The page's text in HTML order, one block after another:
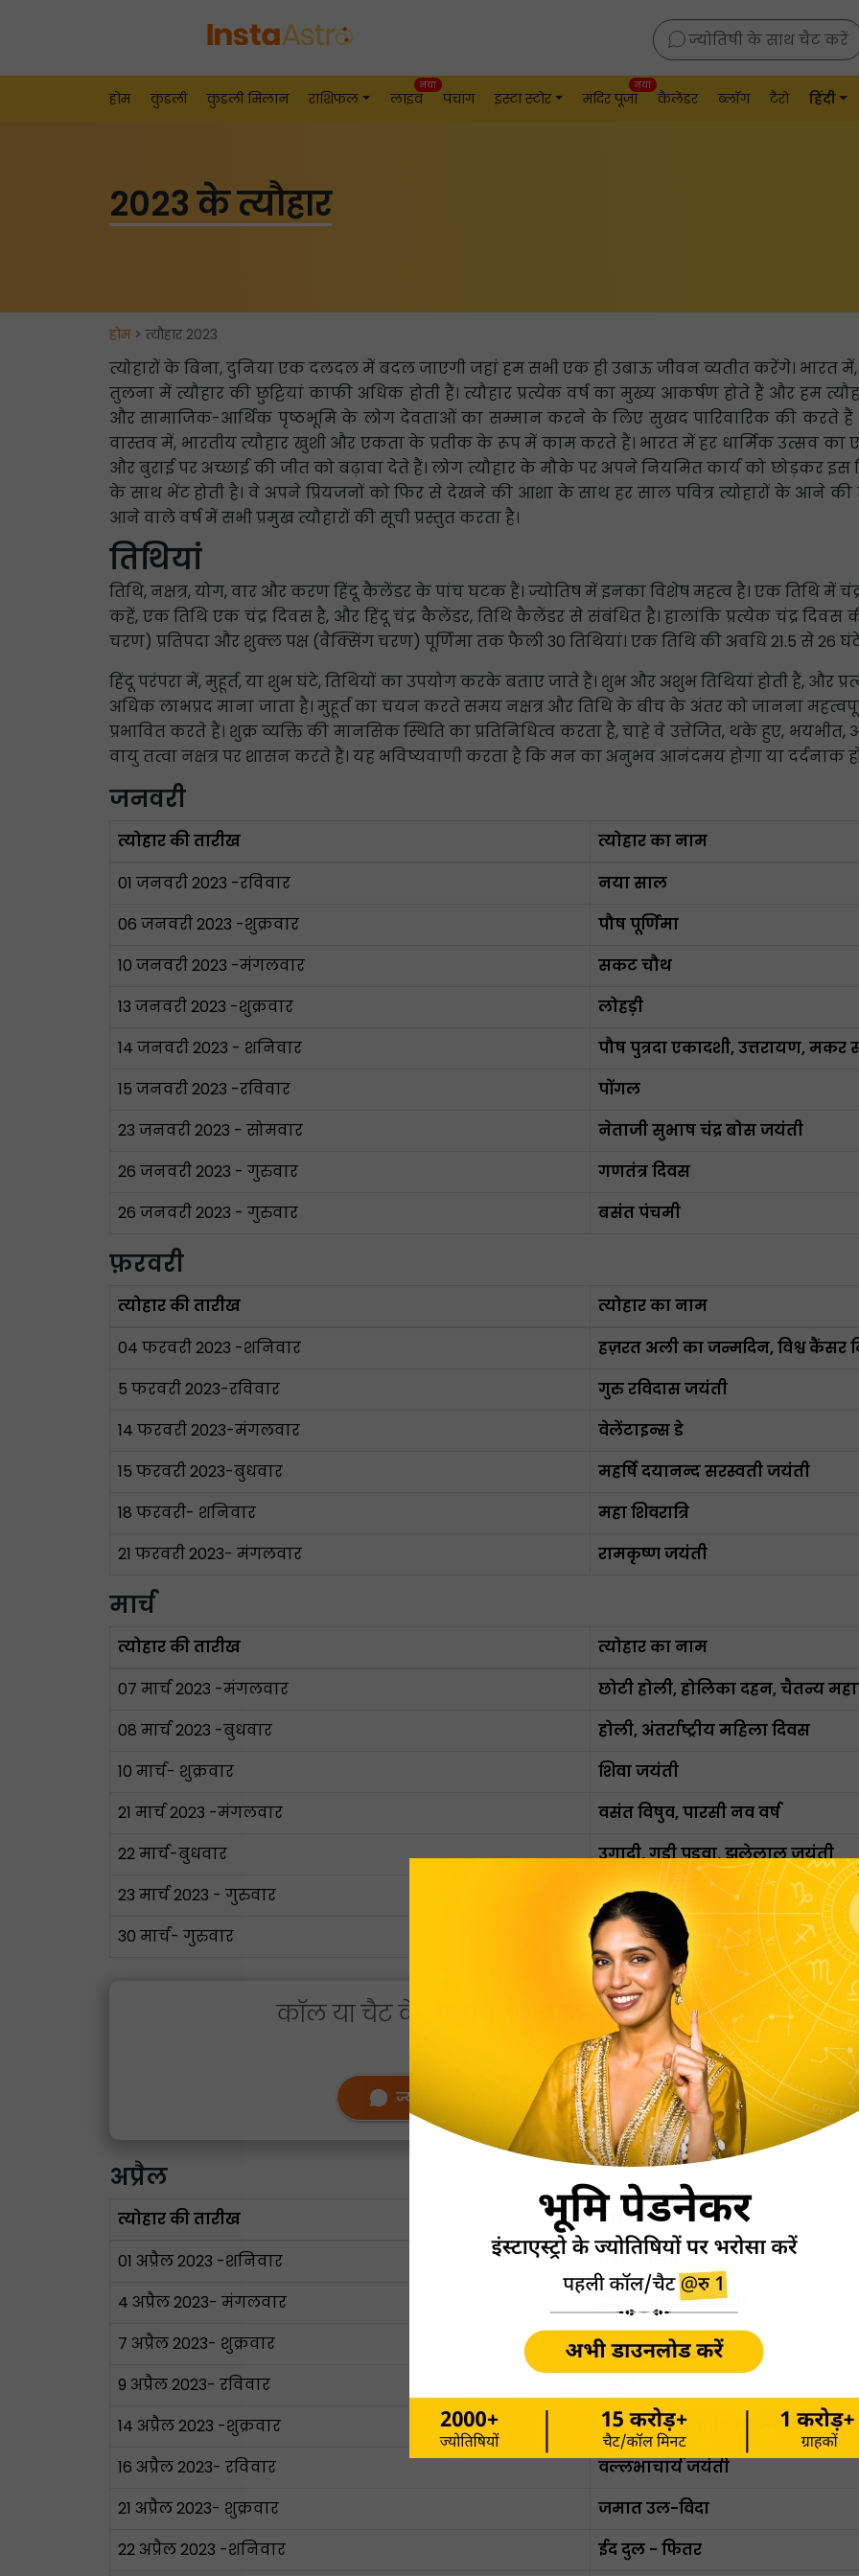
ज्योतिषी के साथ चैट करें
होम कुंडली कुंडली मिलान राशिफल लाइव
नया
पंचांग इंस्टा स्टोर मंदिर पूजा
नया
कैलेंडर ब्लॉग टैरो हिंदी
2023 के त्यौहार
होम> त्यौहार 2023
त्योहारों के बिना, दुनिया एक दलदल में बदल जाएगी जहां हम सभी एक ही उबाऊ जीवन व्यतीत करेंगे। भारत
तुलना में त्यौहार की छुट्टियां काफी अधिक होती हैं। त्यौहार प्रत्येक वर्ष का मुख्य आकर्षण होते हैं और हम
और सामाजिक-आर्थिक पृष्ठभूमि के लोग देवताओं का सम्मान करने के लिए सुखद पारिवारिक की करते हैं
वास्तव में, भारतीय त्यौहार खुशी और एकता के प्रतीक के रूप में काम करते हैं। भारत में हर धार्मिक उत्सव का
और बुराई पर अच्छाई की जीत को बढ़ावा देते हैं। लोग त्यौहार के मौके पर अपने नियमित कार्य को छोड़कर इस
के साथ भेंट होती है। वे अपने प्रियजनों को फिर से देखने की आशा के साथ हर साल पवित्र त्योहारों के आने की
आने वाले वर्ष में सभी प्रमुख त्यौहारों की सूची प्रस्तुत करता है।
तिथियां
तिथि, नक्षत्र, योग, वार और करण हिंदू कैलेंडर के पांच घटक हैं। ज्योतिष में इनका विशेष महत्व है। एक तिथि में
कहें, एक तिथि एक चंद्र दिवस है, और हिंदू चंद्र कैलेंडर, तिथि कैलेंडर से संबंधित है। हालांकि प्रत्येक चंद्र
चरण) प्रतिपदा और शुक्ल पक्ष (वैक्सिंग चरण) पूर्णिमा तक फैली 30 तिथियां। एक तिथि की अवधि 21.5 से 26
हिंदू परंपरा में, मुहूर्त, या शुभ घंटे, तिथियों का उपयोग करके बताए जाते हैं। शुभ और अशुभ तिथियां होती हैं, और
अधिक लाभप्रद माना जाता है। मुहूर्त का चयन करते समय नक्षत्र और तिथि के बीच के अंतर को जानना
प्रभावित करते हैं। शुक्र व्यक्ति की मानसिक स्थिति का प्रतिनिधित्व करता है, चाहे वे उत्तेजित, थके हुए,
वायु तत्वा नक्षत्र पर शासन करते हैं। यह भविष्यवाणी करता है कि मन का अनुभव आनंदमय होगा या दर्दनाक
जनवरी
त्योहार की तारीख
त्योहार का नाम
01 जनवरी 2023 -रविवार
नया साल
06 जनवरी 2023 -शुक्रवार
पौष पूर्णिमा
10 जनवरी 2023 -मंगलवार
सकट चौथ
13 जनवरी 2023 -शुक्रवार
लोहड़ी
14 जनवरी 2023 - शनिवार
पौष पुत्रदा एकादशी, उत्तरायण, मकर
15 जनवरी 2023 -रविवार
पोंगल
23 जनवरी 2023 - सोमवार
नेताजी सुभाष चंद्र बोस जयंती
26 जनवरी 2023 - गुरुवार
गणतंत्र दिवस
26 जनवरी 2023 - गुरुवार
बसंत पंचमी
फ़रवरी
त्योहार की तारीख
त्योहार का नाम
04 फरवरी 2023 -शनिवार
हज़रत अली का जन्मदिन, विश्व कैंसर
5 फरवरी 2023-रविवार
गुरु रविदास जयंती
14 फरवरी 2023-मंगलवार
वेलेंटाइन्स डे
15 फरवरी 2023-बुधवार
महर्षि दयानन्द सरस्वती जयंती
18 फरवरी- शनिवार
महा शिवरात्रि
21 फरवरी 2023- मंगलवार
रामकृष्ण जयंती
मार्च
त्योहार की तारीख
त्योहार का नाम
07 मार्च 2023 -मंगलवार
छोटी होली, होलिका दहन, चैतन्य
08 मार्च 2023 -बुधवार
होली, अंतर्राष्ट्रीय महिला दिवस
10 मार्च- शुक्रवार
शिवा जयंती
21 मार्च 2023 -मंगलवार
वसंत विषुव, पारसी नव वर्ष
22 मार्च-बुधवार
उगादी, गुड़ी पड़वा, झूलेलाल जयंती
23 मार्च 2023 - गुरुवार
शहीद दिवस
30 मार्च- गुरुवार
राम नवमी
कॉल या चैट के माध्यम से ज्योतिषी से संपर्क करें और सटीक
करें।
ज्योतिषी के साथ चैट करें ज्योतिषी
अप्रैल
त्योहार की तारीख
त्योहार का नाम
01 अप्रैल 2023 -शनिवार
बैंक अवकाश
4 अप्रैल 2023- मंगलवार
स्वामी महावीर जयंती
7 अप्रैल 2023- शुक्रवार
गुड फ्राइडे
9 अप्रैल 2023- रविवार
14 अप्रैल 2023 -शुक्रवार
सौर नया वर्ष, अंबेडकर जयंती, बैशाखी
16 अप्रैल 2023- रविवार
वल्लभाचार्य जयंती
21 अप्रैल 2023- शुक्रवार
जमात उल-विदा
22 अप्रैल 2023 -शनिवार
ईद दुल - फितर